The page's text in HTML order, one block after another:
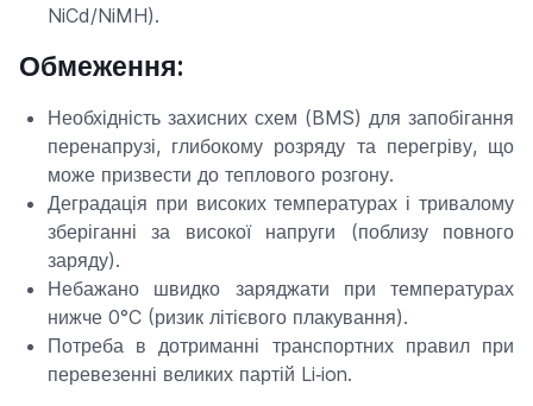
NiCd/NiMH).
Обмеження:
Необхідність захисних схем (BMS) для запобігання
перенапрузі, глибокому розряду та перегріву, що
може призвести до теплового розгону.
Деградація при високих температурах і тривалому
зберіганні за високої напруги (поблизу повного
заряду).
Небажано швидко заряджати при температурах
нижче 0°C (ризик літієвого плакування).
Потреба в дотриманні транспортних правил при
перевезенні великих партій Li‑ion.